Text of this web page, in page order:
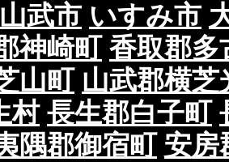
山武市 いすみ市
神崎町 香取郡多
山町 山武郡横芝
村 長生郡白子町
隅郡御宿町 安房